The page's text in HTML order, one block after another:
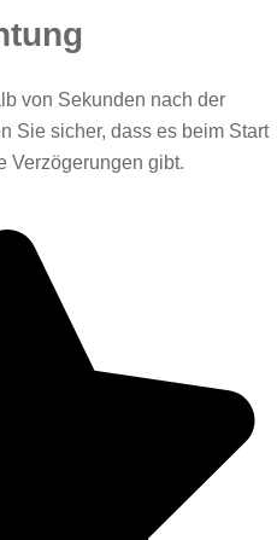
von Sekunden nach der
Sie sicher, dass es beim Start
Verzögerungen gibt.